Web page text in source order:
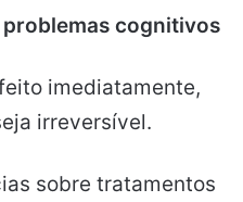
problemas cognitivos
imediatamente,
irreversível.
sobre tratamentos